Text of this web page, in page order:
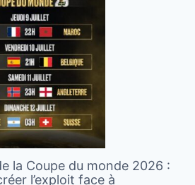
la Coupe du monde 2026 :
l’exploit face à